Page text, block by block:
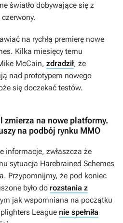
światło dobywające się z
na rychłą premierę nowe
Kilka miesięcy temu
McCain, zdradził, że
nad prototypem nowego
się doczekać testów.
zmierza na nowe platformy.
na podbój rynku MMO
informacje, zwłaszcza że
sytuacja Harebrained Schemes
Przypomnijmy, że pod koniec
było do rozstania z
jak wspomniana na początku
League nie spełniła